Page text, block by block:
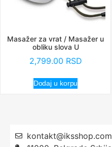
Masažer za vrat / Masažer u
obliku slova U
2,799.00 RSD
Dodaj u korpu
kontakt@iksshop.com